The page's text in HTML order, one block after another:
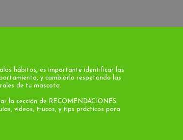
hábitos, es importante identificar las
y cambiarlo respetando las
de tu mascota.
la sección de RECOMENDACIONES.
videos, trucos, y tips prácticos para